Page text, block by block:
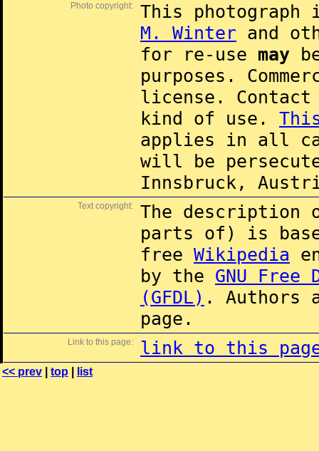
Photo copyright:
This
M. Winter and
for re-use may
purposes.
license.
kind of use.
applies in all
will be
Innsbruck,
Text copyright:
The description
parts of) is
free Wikipedia
by the GNU Free
(GFDL) . Authors
page.
Link to this page: link to this
<< prev top list